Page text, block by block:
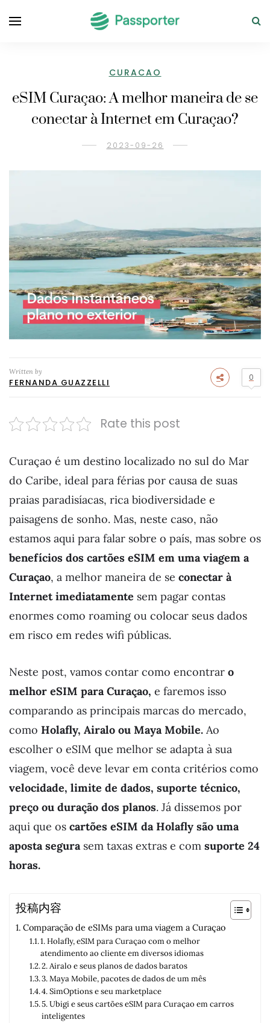
CURACAO
eSIM Curaçao: A melhor maneira de se
conectar à Internet em Curaçao?
2023-09-26
Written by
FERNANDA GUAZZELLI 0
Rate this post
Curaçao é um destino localizado no sul do Mar
do Caribe, ideal para férias por causa de suas
praias paradisíacas, rica biodiversidade e
paisagens de sonho. Mas, neste caso, não
estamos aqui para falar sobre o país, mas sobre os
benefícios dos cartões eSIM em uma viagem a
Curaçao, a melhor maneira de se conectar à
Internet imediatamente sem pagar contas
enormes como roaming ou colocar seus dados
em risco em redes wifi públicas.
Neste post, vamos contar como encontrar o
melhor eSIM para Curaçao, e faremos isso
comparando as principais marcas do mercado,
como Holafly, Airalo ou Maya Mobile. Ao
escolher o eSIM que melhor se adapta à sua
viagem, você deve levar em conta critérios como
velocidade, limite de dados, suporte técnico,
preço ou duração dos planos. Já dissemos por
aqui que os cartões eSIM da Holafly são uma
aposta segurasem taxas extras e com suporte 24
horas.
投稿内容
Comparação de eSIMs para uma viagem a Curaçao
1. Holafly, eSIM para Curaçao com o melhor
atendimento ao cliente em diversos idiomas
2. Airalo e seus planos de dados baratos
3. Maya Mobile, pacotes de dados de um mês
4. SimOptions e seu marketplace
5. Ubigi e seus cartões eSIM para Curaçao em carros
inteligentes